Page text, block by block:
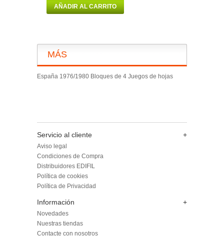
AÑADIR AL CARRITO
MÁS
España 1976/1980 Bloques de 4 Juegos de hojas
Servicio al cliente +
Aviso legal
Condiciones de Compra
Distribuidores EDIFIL
Política de cookies
Política de Privacidad
Información +
Novedades
Nuestras tiendas
Contacte con nosotros